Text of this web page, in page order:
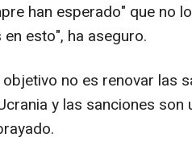
han esperado" que no
esto", ha aseguro.
no es renovar las
y las sanciones